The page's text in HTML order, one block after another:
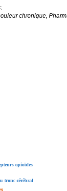
chronique,
opioïdes
tronc cérébral